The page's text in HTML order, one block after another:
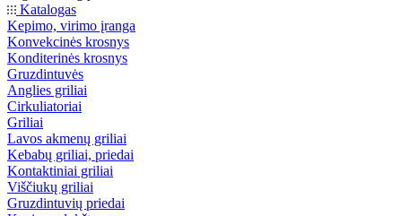
Katalogas
Kepimo, virimo įranga
Konvekcinės krosnys
Konditerinės krosnys
Gruzdintuvės
Anglies griliai
Cirkuliatoriai
Griliai
Lavos akmenų griliai
Kebabų griliai, priedai
Kontaktiniai griliai
Viščiukų griliai
Gruzdintuvių priedai